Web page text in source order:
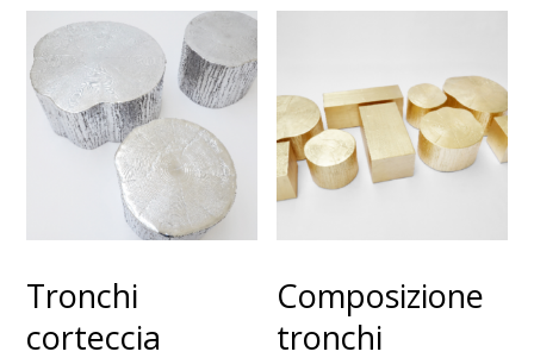
Tronchi
corteccia
Composizione
tronchi